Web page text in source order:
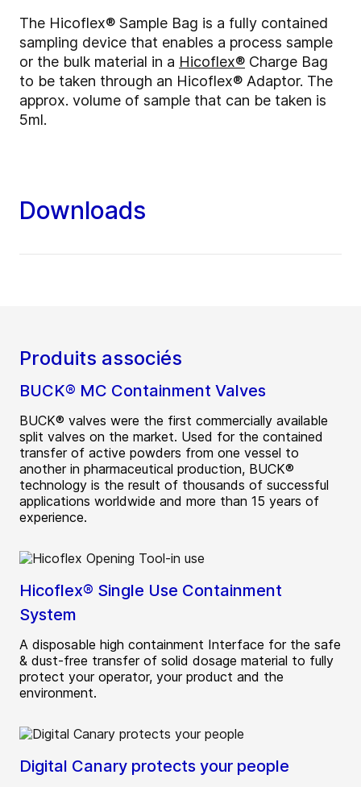
The Hicoflex® Sample Bag is a fully contained
sampling device that enables a process sample
or the bulk material in a Hicoflex® Charge Bag
to be taken through an Hicoflex® Adaptor. The
approx. volume of sample that can be taken is
5ml.
Downloads
Produits associés
BUCK® MC Containment Valves
BUCK® valves were the first commercially available
split valves on the market. Used for the contained
transfer of active powders from one vessel to
another in pharmaceutical production, BUCK®
technology is the result of thousands of successful
applications worldwide and more than 15 years of
experience.
Hicoflex® Single Use Containment
System
A disposable high containment Interface for the safe
& dust-free transfer of solid dosage material to fully
protect your operator, your product and the
environment.
Digital Canary protects your people